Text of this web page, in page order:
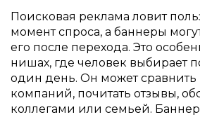
Поисковая реклама ловит
момент спроса, а баннеры
его после перехода. Это
нишах, где человек выбирает
один день. Он может сравнить
компаний, почитать отзывы,
коллегами или семьей.